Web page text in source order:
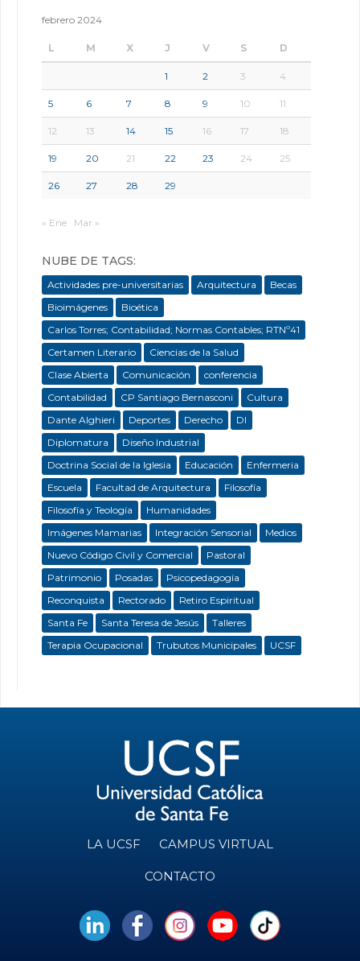
febrero 2024
L M X J V S D
1 2 3 4
5 6 7 8 9 10 11
12 13 14 15 16 17 18
19 20 21 22 23 24 25
26 27 28 29
« Ene Mar »
NUBE DE TAGS:
Actividades pre-universitarias Arquitectura
Becas
Bioimágenes
Bioética
Carlos Torres; Contabilidad; Normas Contables; RTNº41
Certamen Literario
Ciencias de la Salud
Clase Abierta
Comunicación
conferencia
Contabilidad
CP Santiago Bernasconi
Cultura
Dante Alghieri
Deportes Derecho
DI
Diplomatura
Diseño Industrial
Doctrina Social de la Iglesia
Educación
Enfermeria
Escuela
Facultad de Arquitectura
Filosofía
Filosofía y Teología
Humanidades
Imágenes Mamarias
Integración Sensorial
Medios
Nuevo Código Civil y Comercial
Pastoral
Patrimonio
Posadas
Psicopedagogía
Reconquista
Rectorado
Retiro Espiritual
Santa Fe
Santa Teresa de Jesús
Talleres
Terapia Ocupacional
Trubutos Municipales UCSF
LA UCSF CAMPUS VIRTUAL
CONTACTO